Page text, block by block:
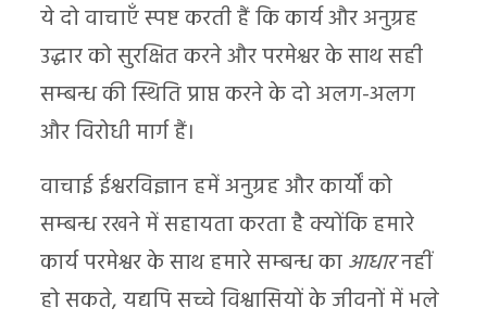
ये दो वाचाएँ स्पष्ट करती हैं कि कार्य और अनुग्रह
उद्धार को सुरक्षित करने और परमेश्वर के साथ सही
सम्बन्ध की स्थिति प्राप्त करने के दो अलग-अलग
और विरोधी मार्ग हैं।
वाचाई ईश्वरविज्ञान हमें अनुग्रह और कार्यों को
सम्बन्ध रखने में सहायता करता है क्योंकि हमारे
कार्य परमेश्वर के साथ हमारे सम्बन्ध काआधारनहीं
हो सकते, यद्यपि सच्चे विश्वासियों के जीवनों में भले